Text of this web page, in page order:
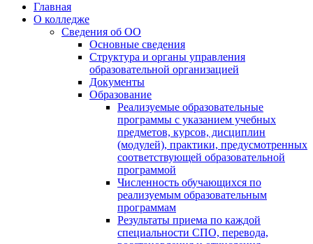
Главная
О колледже
Сведения об ОО
Основные сведения
Структура и органы управления
образовательной организацией
Документы
Образование
Реализуемые образовательные
программы с указанием учебных
предметов, курсов, дисциплин
(модулей), практики, предусмотренных
соответствующей образовательной
программой
Численность обучающихся по
реализуемым образовательным
программам
Результаты приема по каждой
специальности СПО, перевода,